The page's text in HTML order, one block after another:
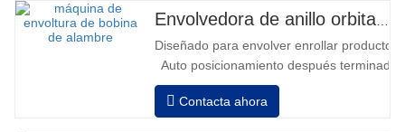
batería llena 120-130 palets • Cargador
tiempo de carga aprox. 8-10h…
Diseñado para envolver enrollar
Auto posicionamiento después
velocidad, estiramiento fuerza puede ser
Neumático superior plato a prensa
Contacta ahora